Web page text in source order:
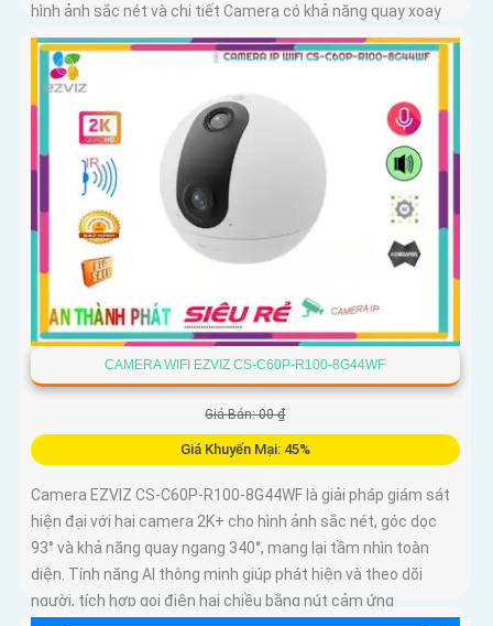
hình ảnh sắc nét và chi tiết Camera có khả năng quay xoay
360 độ đàm thoại 2 chiều tích hợp nút gọi điện cảm ứng tiện
lợi giúp bạn dễ dàng tương tác từ xa Ngoài ra camera còn
được trang bị công nghệ phát hiện chuyển động thông minh
tăng cường an ninh cho không gian của bạn. Loại Camera
quan sát Wifi Không Dây CS-C6N-R105-1L3WF 3
CAMERA WIFI EZVIZ CS-C60P-R100-8G44WF
Giá Bán: 00 ₫
Giá Khuyến Mại: 45%
Camera EZVIZ CS-C60P-R100-8G44WF là giải pháp giám sát
hiện đại với hai camera 2K+ cho hình ảnh sắc nét, góc dọc
93° và khả năng quay ngang 340°, mang lại tầm nhìn toàn
diện. Tính năng AI thông minh giúp phát hiện và theo dõi
người, tích hợp gọi điện hai chiều bằng nút cảm ứng